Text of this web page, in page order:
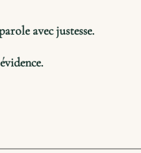
avec justesse.